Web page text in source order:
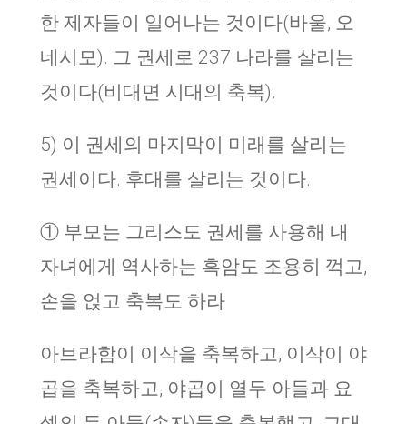
한 제자들이 일어나는 것이다(바울, 오
네시모). 그 권세로 237 나라를 살리는
것이다(비대면 시대의 축복).
5) 이 권세의 마지막이 미래를 살리는
권세이다. 후대를 살리는 것이다.
① 부모는 그리스도 권세를 사용해 내
자녀에게 역사하는 흑암도 조용히 꺽고,
손을 얹고 축복도 하라
아브라함이 이삭을 축복하고, 이삭이 야
곱을 축복하고, 야곱이 열두 아들과 요